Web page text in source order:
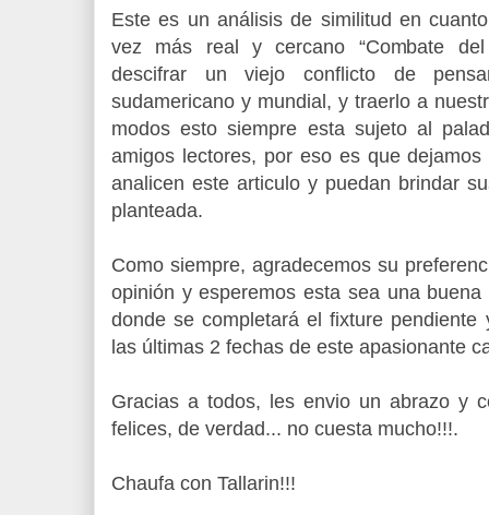
Este es un análisis de similitud en
vez más real y cercano “Combate
descifrar un viejo conflicto de
sudamericano y mundial, y traerlo a
modos esto siempre esta sujeto al
amigos lectores, por eso es que
analicen este articulo y puedan brindar
planteada.
Como siempre, agradecemos su
opinión y esperemos esta sea una
donde se completará el fixture
las últimas 2 fechas de este apasionante
Gracias a todos, les envio un abrazo y
felices, de verdad... no cuesta mucho!!!.
Chaufa con Tallarin!!!